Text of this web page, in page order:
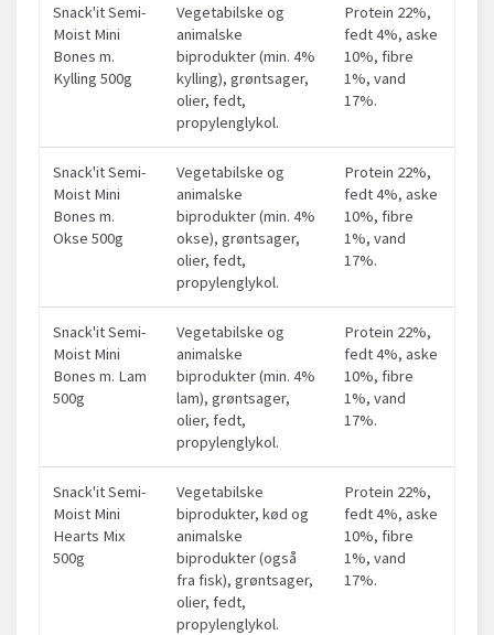
Snack'it Semi-
Moist Mini
Bones m.
Kylling 500g
Vegetabilske og
animalske
biprodukter (min. 4%
kylling), grøntsager,
olier, fedt,
propylenglykol.
Protein 22%,
fedt 4%, aske
10%, fibre
1%, vand
17%.
Snack'it Semi-
Moist Mini
Bones m.
Okse 500g
Vegetabilske og
animalske
biprodukter (min. 4%
okse), grøntsager,
olier, fedt,
propylenglykol.
Protein 22%,
fedt 4%, aske
10%, fibre
1%, vand
17%.
Snack'it Semi-
Moist Mini
Bones m. Lam
500g
Vegetabilske og
animalske
biprodukter (min. 4%
lam), grøntsager,
olier, fedt,
propylenglykol.
Protein 22%,
fedt 4%, aske
10%, fibre
1%, vand
17%.
Snack'it Semi-
Moist Mini
Hearts Mix
500g
Vegetabilske
biprodukter, kød og
animalske
biprodukter (også
fra fisk), grøntsager,
olier, fedt,
propylenglykol.
Protein 22%,
fedt 4%, aske
10%, fibre
1%, vand
17%.